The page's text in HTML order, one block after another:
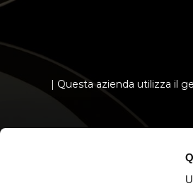
| Questa azienda utilizza il